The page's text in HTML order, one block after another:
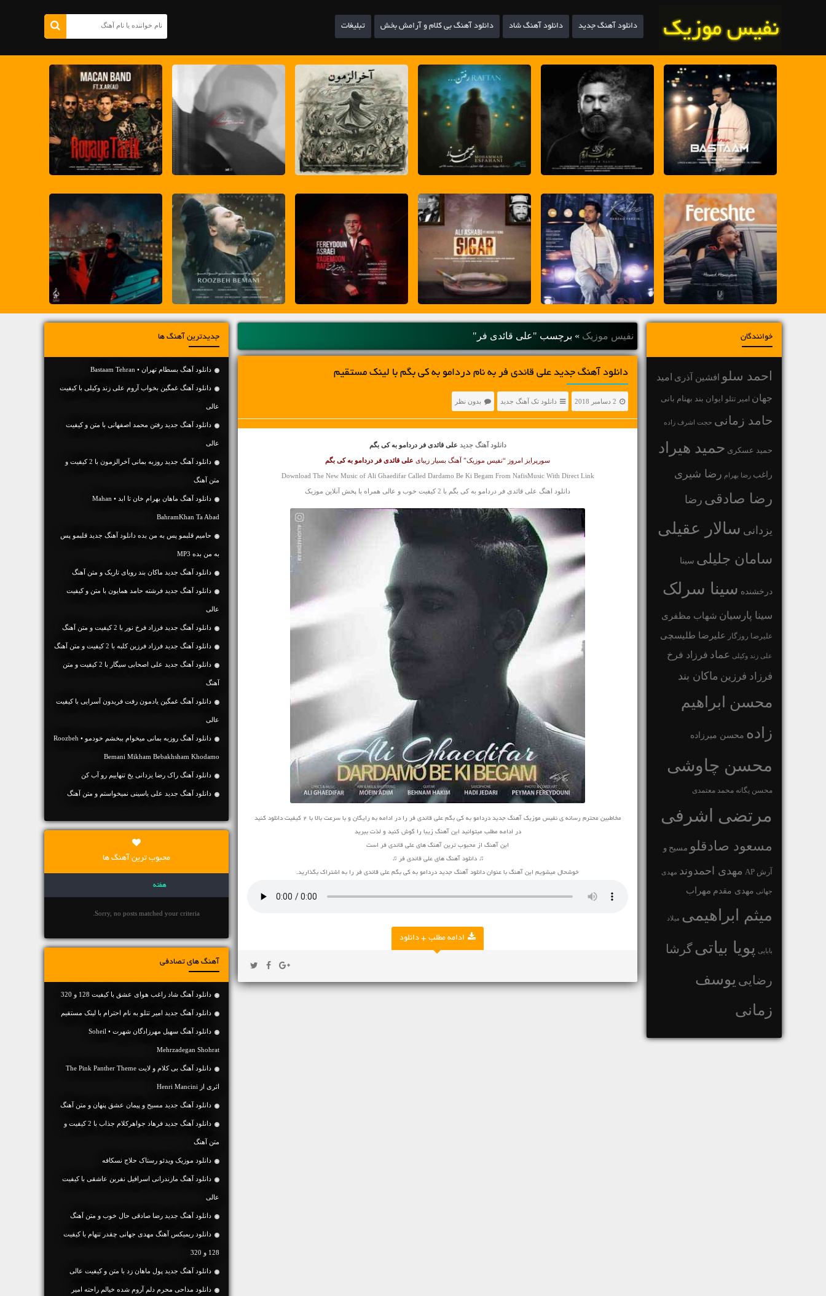
دانلود آهنگ جدید دانلود آهنگ شاد دانلود آهنگ بی کلام و آرامش بخش تبلیغات
خوانندگان
احمد سلو افشین آذری امید
جهان امیر تتلو ایوان بند بهنام بانی
حامد زمانی حجت اشرف زاده
حمید عسکری حمید هیراد
راغب رضا بهرام رضا شیری
رضا صادقی رضا
یزدانی سالار عقیلی
سامان جلیلی سینا
درخشنده سینا سرلک
سینا پارسیان شهاب مظفری
علیرضا روزگار علیرضا طلیسچی
علی زند وکیلی عماد فرزاد فرخ
فرزاد فرزین ماکان بند
محسن ابراهیم
زاده محسن میرزاده
محسن چاوشی
محسن یگانه محمد معتمدی
مرتضی اشرفی
مسعود صادقلو مسیح و
آرش AP مهدی احمدوند مهدی
جهانی مهدی مقدم مهراب
میثم ابراهیمی میلاد
بابایی پویا بیاتیگرشا
رضایی یوسف
زمانی
نفیس موزیک » برچسب "علی قائدی فر"
دانلود آهنگ جديد علی قائدی فر به نام دردامو به کی بگم با لینک مستقیم
2 دسامبر 2018 دانلود تک آهنگ جدید بدون نظر
دانلود آهنگ جدید علی قائدی فر دردامو به کی بگم
سورپرایز امروز “نفیس موزیک” آهنگ بسیار زیبای علی قائدی فر دردامو به کی بگم
Download The New Music of Ali Ghaedifar Called Dardamo Be Ki Begam From NafisMusic With Direct Link
دانلود اهنگ علی قائدی فر دردامو به کی بگم با 2 کیفیت خوب و عالی همراه با پخش آنلاین موزیک
مخاطبین محترم رسانه ی نفیس موزیک آهنگ جدید دردامو به کی بگم علی قائدی فر را در ادامه به رایگان و با سرعت بالا با 2 کیفیت دانلود کنید
در ادامه مطلب میتوانید این آهنگ زیبا را گوش کنید و لذت ببرید
این آهنگ از محبوب ترین آهنگ های علی قائدی فر است
♫ دانلود آهنگ های علی قائدی فر ♫
خوشحال میشویم این آهنگ با عنوان دانلود آهنگ جدید دردامو به کی بگم علی قائدی فر را به اشتراک بگذارید.
ادامه مطلب + دانلود
جدیدترین آهنگ ها
دانلود آهنگ بسطام تهران • Bastaam Tehran
دانلود آهنگ غمگین بخواب آروم علی زند وکیلی با کیفیت
عالی
دانلود آهنگ جديد رفتن محمد اصفهانی با متن و کیفیت
عالی
دانلود آهنگ جديد روزبه بمانی آخرالزمون با 2 کیفیت و
متن آهنگ
دانلود آهنگ ماهان بهرام خان تا ابد • Mahan
BahramKhan Ta Abad
حامیم قلبمو پس به من بده دانلود آهنگ جدید قلبمو پس
به من بده MP3
دانلود آهنگ جديد ماکان بند رویای تاریک و متن آهنگ
دانلود آهنگ جديد فرشته حامد همایون با متن و کیفیت
عالی
دانلود آهنگ جديد فرزاد فرخ نور با 2 کیفیت و متن آهنگ
دانلود آهنگ جديد فرزاد فرزین کلبه با 2 کیفیت و متن آهنگ
دانلود آهنگ جديد علی اصحابی سیگار با 2 کیفیت و متن
آهنگ
دانلود آهنگ غمگین یادمون رفت فریدون آسرایی با کیفیت
عالی
دانلود آهنگ روزبه بمانی میخوام ببخشم خودمو • Roozbeh
Bemani Mikham Bebakhsham Khodamo
دانلود آهنگ راک رضا یزدانی یخ تنهاییم رو آب کن
دانلود آهنگ جديد علی یاسینی نمیخواستم و متن آهنگ
محبوب ترین آهنگ ها
هفته
Sorry, no posts matched your criteria.
آهنگ های تصادفی
دانلود آهنگ شاد راغب هوای عشق با کیفیت 128 و 320
دانلود آهنگ جديد امیر تتلو به نام احترام با لینک مستقیم
دانلود آهنگ سهیل مهرزادگان شهرت • Soheil
Mehrzadegan Shohrat
دانلود آهنگ بی کلام و لایت The Pink Panther Theme
اثری از Henri Mancini
دانلود آهنگ جديد مسیح و پیمان عشق پنهان و متن آهنگ
دانلود آهنگ جديد فرهاد جواهرکلام جذاب با 2 کیفیت و
متن آهنگ
دانلود موزیک ویدئو رستاک حلاج نسکافه
دانلود آهنگ مازندرانی اسرافیل نفرین عاشقی با کیفیت
عالی
دانلود آهنگ جديد رضا صادقی حال خوب و متن آهنگ
دانلود ریمیکس آهنگ مهدی جهانی چقدر تنهام با کیفیت
128 و 320
دانلود آهنگ جديد پول ماهان زد با متن و کیفیت عالی
دانلود مداحی محرم دلم آروم شده خیالم راحته امیر